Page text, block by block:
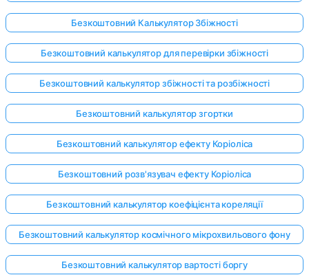
Безкоштовний Калькулятор Збіжності
Безкоштовний калькулятор для перевірки збіжності
Безкоштовний калькулятор збіжності та розбіжності
Безкоштовний калькулятор згортки
Безкоштовний калькулятор ефекту Коріоліса
Безкоштовний розв'язувач ефекту Коріоліса
Безкоштовний калькулятор коефіцієнта кореляції
Безкоштовний калькулятор космічного мікрохвильового фону
Безкоштовний калькулятор вартості боргу